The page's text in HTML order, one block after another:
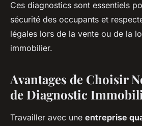
Ces diagnostics sont essentiels
sécurité des occupants et
légales lors de la vente ou de la
immobilier.
Avantages de Choisir
de Diagnostic
Travailler avec une entreprise